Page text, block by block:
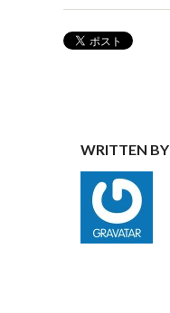
WRITTEN BY